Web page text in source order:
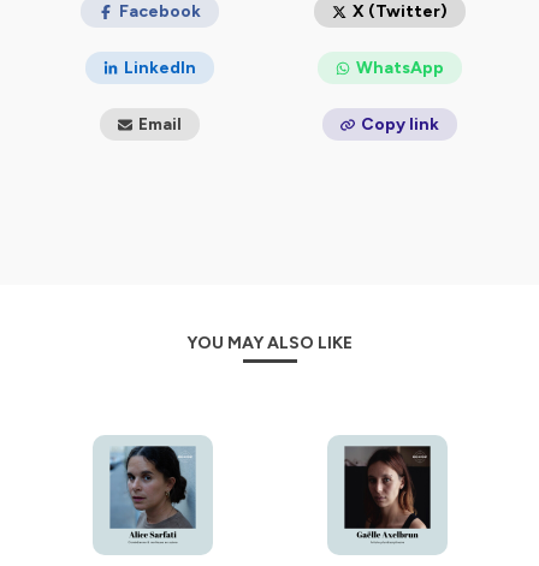
Facebook X (Twitter)
LinkedIn WhatsApp
Email Copy link
YOU MAY ALSO LIKE